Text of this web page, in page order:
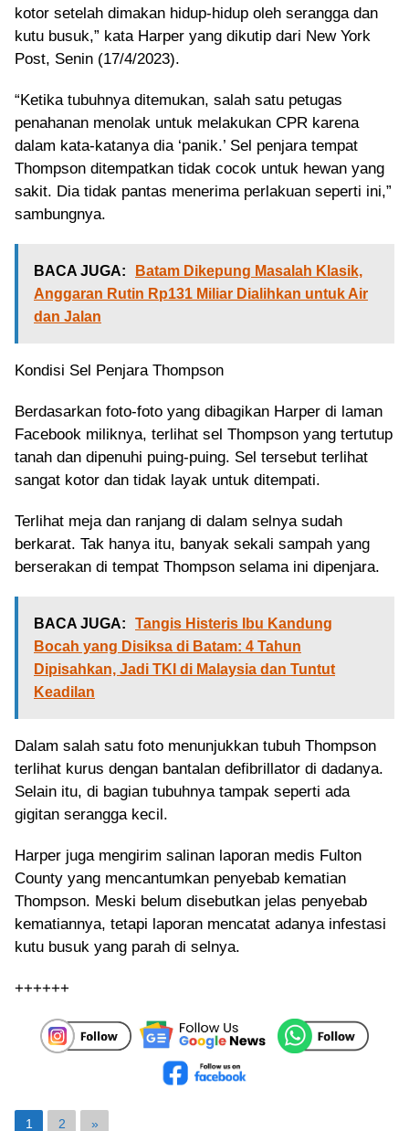
kotor setelah dimakan hidup-hidup oleh serangga dan
kutu busuk,” kata Harper yang dikutip dari New York
Post, Senin (17/4/2023).
“Ketika tubuhnya ditemukan, salah satu petugas
penahanan menolak untuk melakukan CPR karena
dalam kata-katanya dia ‘panik.’ Sel penjara tempat
Thompson ditempatkan tidak cocok untuk hewan yang
sakit. Dia tidak pantas menerima perlakuan seperti ini,”
sambungnya.
BACA JUGA:
Batam Dikepung Masalah Klasik,
Anggaran Rutin Rp131 Miliar Dialihkan untuk Air
dan Jalan
Kondisi Sel Penjara Thompson
Berdasarkan foto-foto yang dibagikan Harper di laman
Facebook miliknya, terlihat sel Thompson yang tertutup
tanah dan dipenuhi puing-puing. Sel tersebut terlihat
sangat kotor dan tidak layak untuk ditempati.
Terlihat meja dan ranjang di dalam selnya sudah
berkarat. Tak hanya itu, banyak sekali sampah yang
berserakan di tempat Thompson selama ini dipenjara.
BACA JUGA:
Tangis Histeris Ibu Kandung
Bocah yang Disiksa di Batam: 4 Tahun
Dipisahkan, Jadi TKI di Malaysia dan Tuntut
Keadilan
Dalam salah satu foto menunjukkan tubuh Thompson
terlihat kurus dengan bantalan defibrillator di dadanya.
Selain itu, di bagian tubuhnya tampak seperti ada
gigitan serangga kecil.
Harper juga mengirim salinan laporan medis Fulton
County yang mencantumkan penyebab kematian
Thompson. Meski belum disebutkan jelas penyebab
kematiannya, tetapi laporan mencatat adanya infestasi
kutu busuk yang parah di selnya.
++++++
1 2 »